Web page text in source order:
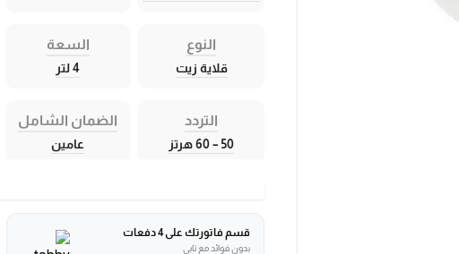
النوع
قلاية زيت
السعة
4 لتر
التردد
50 – 60 هرتز
الضمان الشامل
عامين
قسم فاتورتك على 4 دفعات
بدون فوائد مع تابي